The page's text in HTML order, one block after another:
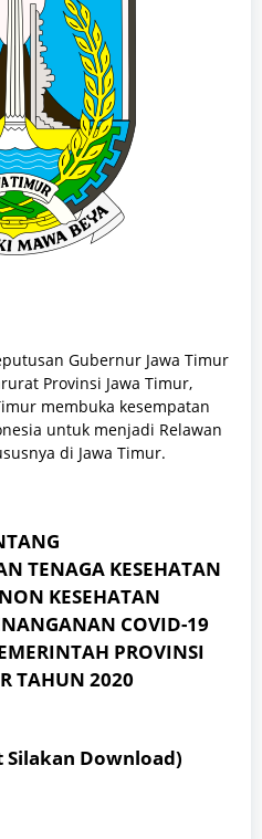
Gubernur Jawa Timur
Provinsi Jawa Timur,
membuka kesempatan
untuk menjadi Relawan
di Jawa Timur.
TENAGA KESEHATAN
KESEHATAN
COVID-19
PROVINSI
TAHUN 2020
Silakan Download)